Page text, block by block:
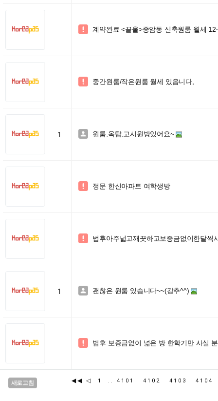
 계약완료 <끌올>종암동 신축원룸 월세
 중간원룸/작은원룸 월세 있읍니다,
1  원룸,옥탑,고시원방있어요~
 정문 한신아파트 여학생방
 법후아주넓고깨끗하고보증금없이한달씩
1  괜찮은 원룸 있습니다~~(강추^^)
 법후 보증금없이 넓은 방 한학기만 사실
새로고침 ◀◀ ◁ 1 .. 4101 4102 4103